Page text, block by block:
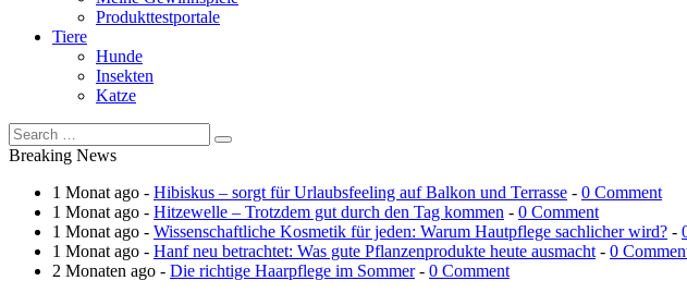
Produkttestportale
Tiere
Hunde
Insekten
Katze
Breaking News
1 Monat ago - Hibiskus – sorgt für Urlaubsfeeling auf Balkon und Terrasse - 0 Comment
1 Monat ago - Hitzewelle – Trotzdem gut durch den Tag kommen - 0 Comment
1 Monat ago - Wissenschaftliche Kosmetik für jeden: Warum Hautpflege sachlicher wird? -
1 Monat ago - Hanf neu betrachtet: Was gute Pflanzenprodukte heute ausmacht - 0
2 Monaten ago - Die richtige Haarpflege im Sommer- 0 Comment